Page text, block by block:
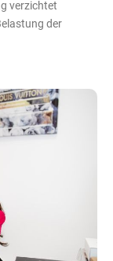
verzichtet
der